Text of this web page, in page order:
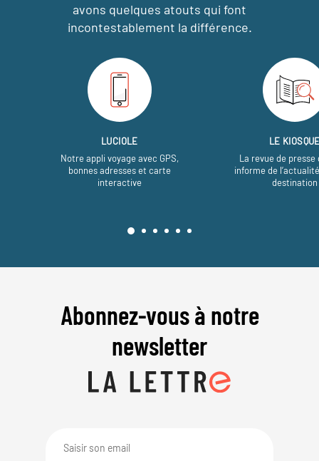
avons quelques atouts qui font
incontestablement la différence.
LUCIOLE
Notre appli voyage avec GPS,
bonnes adresses et carte
interactive
LE
La revue de presse
informe de
destination
Abonnez-vous à notre
newsletter